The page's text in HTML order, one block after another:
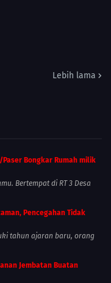
Lebih lama
Paser Bongkar Rumah milik
Bertempat di RT 3 Desa
Pencegahan Tidak
tahun ajaran baru, orang
Jembatan Buatan